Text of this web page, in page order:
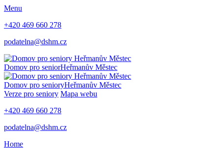
Menu
+420 469 660 278
podatelna@dshm.cz
Domov pro seniorHeřmanův Městec
Domov pro senioryHeřmanův Městec
Verze pro seniory Mapa webu
+420 469 660 278
podatelna@dshm.cz
Home